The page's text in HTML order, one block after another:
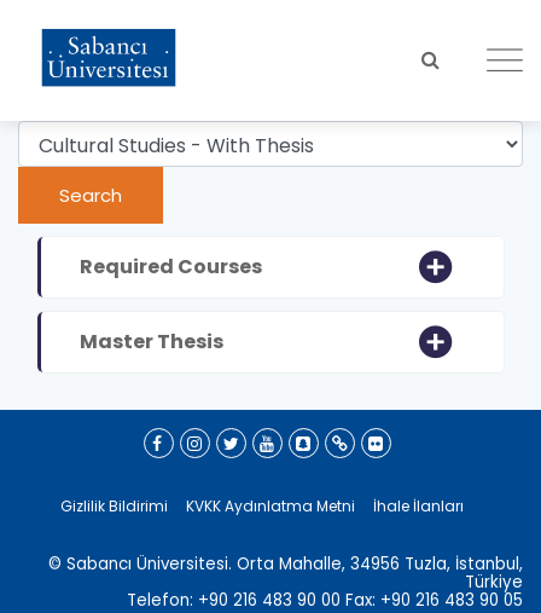
content
Required Courses
Master Thesis
Gizlilik Bildirimi KVKK Aydınlatma Metni İhale İlanları
© Sabancı Üniversitesi. Orta Mahalle, 34956 Tuzla, İstanbul,
Türkiye
Telefon: +90 216 483 90 00 Fax: +90 216 483 90 05